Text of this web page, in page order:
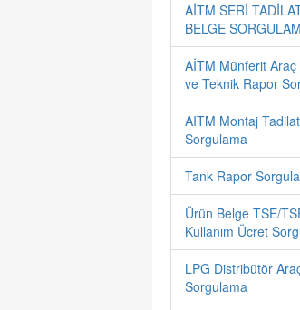
AİTM SERİ
BELGE
AİTM Münferit Araç
ve Teknik Rapor
AITM Montaj
Sorgulama
Tank Rapor
Ürün Belge TSE/
Kullanım Ücret
LPG Distribütör
Sorgulama